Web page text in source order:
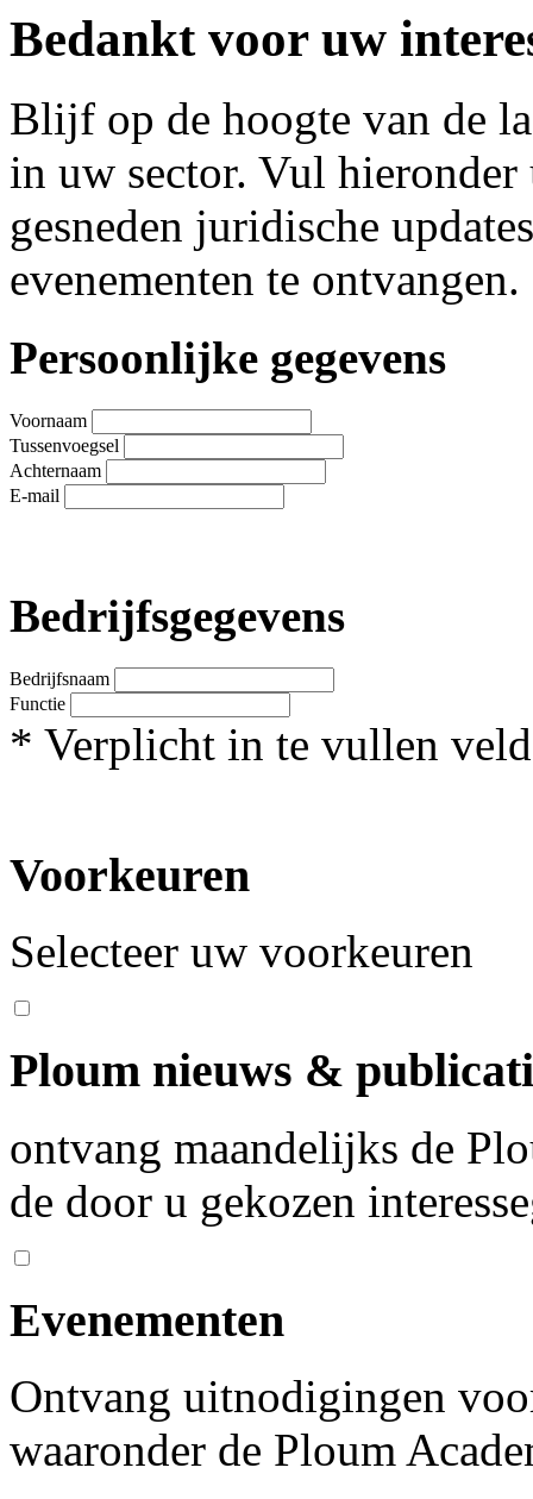
Bedankt voor uw
Blijf op de hoogte van de
in uw sector. Vul
gesneden juridische
evenementen te ontvangen.
Leave
this
Persoonlijke gegevens
Voornaam
Tussenvoegsel
Achternaam
E-mail
Bedrijfsgegevens
Bedrijfsnaam
Functie
* Verplicht in te vullen
Voorkeuren
Selecteer uw voorkeuren
Ploum nieuws &
ontvang maandelijks de
de door u gekozen
Evenementen
Ontvang uitnodigingen
waaronder de Ploum